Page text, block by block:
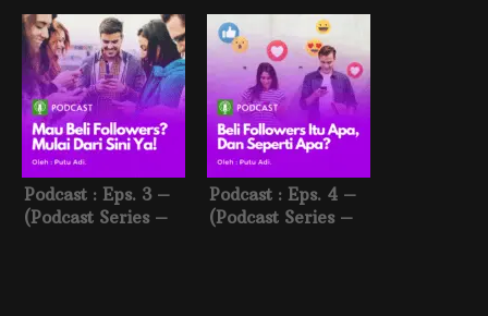
konten youtube,
diluar auto berisik
upload video
pertama di youtube
Podcast : Eps. 3 –
(Podcast Series –
Podcast : Eps. 4 –
(Podcast Series –